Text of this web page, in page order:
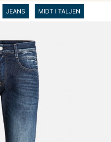
JEANS MIDT I TALJEN